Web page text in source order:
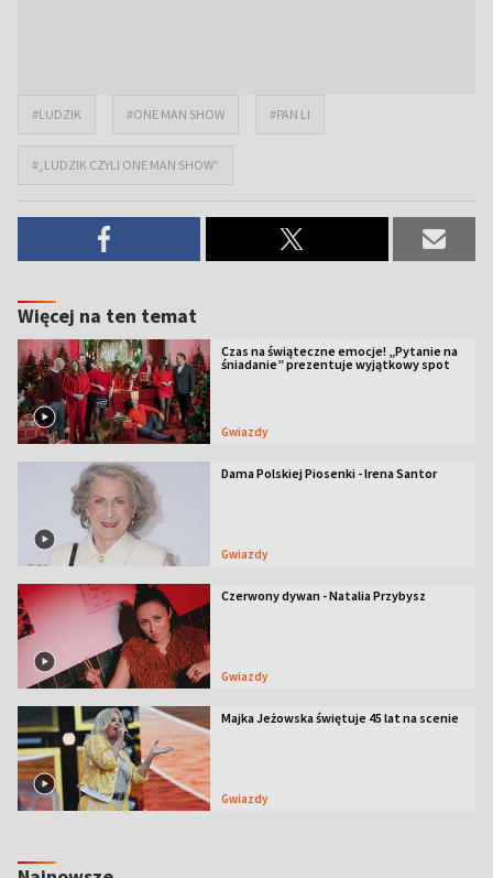
#LUDZIK #ONE MAN SHOW #PAN LI
#„LUDZIK CZYLI ONE MAN SHOW”
Więcej na ten temat
Czas na świąteczne emocje! „Pytanie na
śniadanie” prezentuje wyjątkowy spot
Gwiazdy
Dama Polskiej Piosenki - Irena Santor
Gwiazdy
Czerwony dywan - Natalia Przybysz
Gwiazdy
Majka Jeżowska świętuje 45 lat na scenie
Gwiazdy